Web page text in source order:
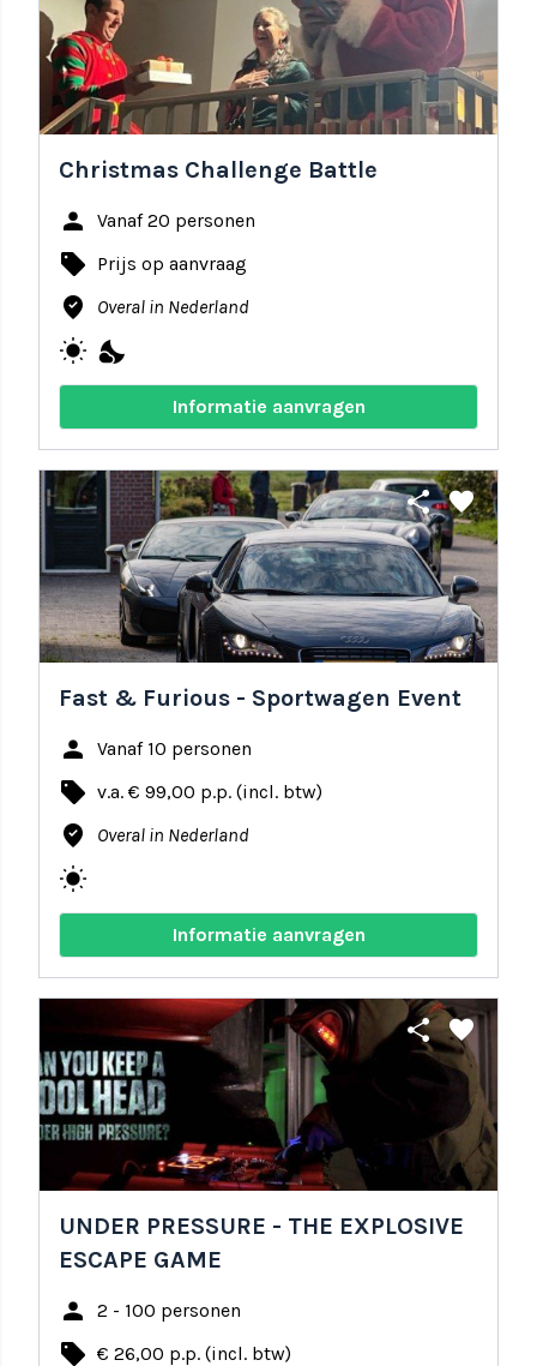
Christmas Challenge Battle
person Vanaf 20 personen
local_offer Prijs op aanvraag
where_to_vote Overal in Nederland
wb_sunny nights_stay
Informatie aanvragen
share favorite
Fast & Furious - Sportwagen Event
person Vanaf 10 personen
local_offer v.a. € 99,00 p.p. (incl. btw)
where_to_vote Overal in Nederland
wb_sunny
Informatie aanvragen
share favorite
UNDER PRESSURE - THE EXPLOSIVE
ESCAPE GAME
person 2 - 100 personen
local_offer € 26,00 p.p. (incl. btw)